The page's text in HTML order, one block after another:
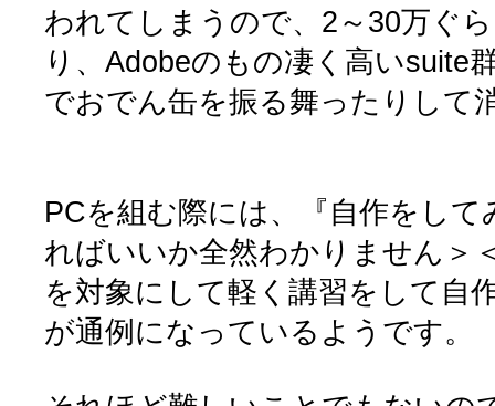
われてしまうので、2～30万ぐ
り、Adobeのもの凄く高いsuite
でおでん缶を振る舞ったりして
PCを組む際には、『自作をし
ればいいか全然わかりません＞
を対象にして軽く講習をして自
が通例になっているようです。